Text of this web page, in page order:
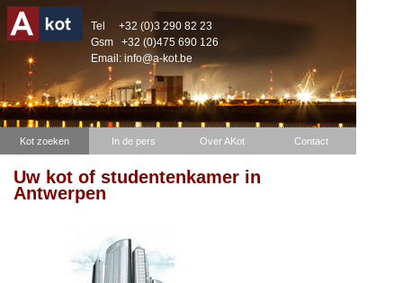
Tel +32 (0)3 290 82 23
Gsm
+32 (0)475 690 126
Email: info@a-kot.be
Kot zoeken In de pers Over AKot Contact
Uw kot of studentenkamer in
Antwerpen